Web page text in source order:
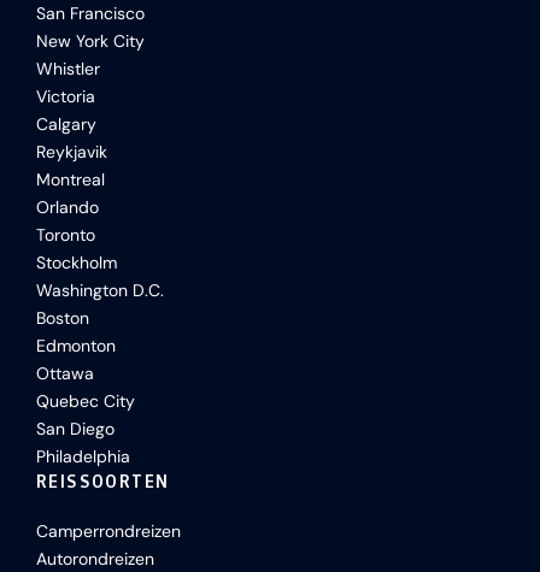
San Francisco
New York City
Whistler
Victoria
Calgary
Reykjavik
Montreal
Orlando
Toronto
Stockholm
Washington D.C.
Boston
Edmonton
Ottawa
Quebec City
San Diego
Philadelphia
REISSOORTEN
Camperrondreizen
Autorondreizen